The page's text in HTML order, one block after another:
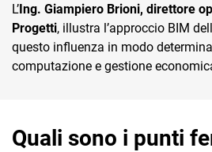
L’Ing. Giampiero Brioni, direttore
Progetti, illustra l’approccio BIM
questo influenza in modo
computazione e gestione
Quali sono i punti